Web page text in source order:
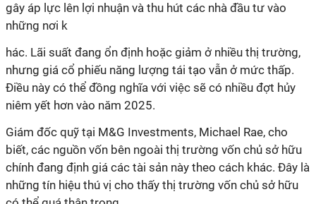
gây áp lực lên lợi nhuận và thu hút các nhà đầu tư vào
những nơi k
hác. Lãi suất đang ổn định hoặc giảm ở nhiều thị trường,
nhưng giá cổ phiếu năng lượng tái tạo vẫn ở mức thấp.
Điều này có thể đồng nghĩa với việc sẽ có nhiều đợt hủy
niêm yết hơn vào năm 2025.
Giám đốc quỹ tại M&G Investments, Michael Rae, cho
biết, các nguồn vốn bên ngoài thị trường vốn chủ sở hữu
chính đang định giá các tài sản này theo cách khác. Đây là
những tín hiệu thú vị cho thấy thị trường vốn chủ sở hữu